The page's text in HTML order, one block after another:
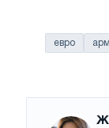
евро